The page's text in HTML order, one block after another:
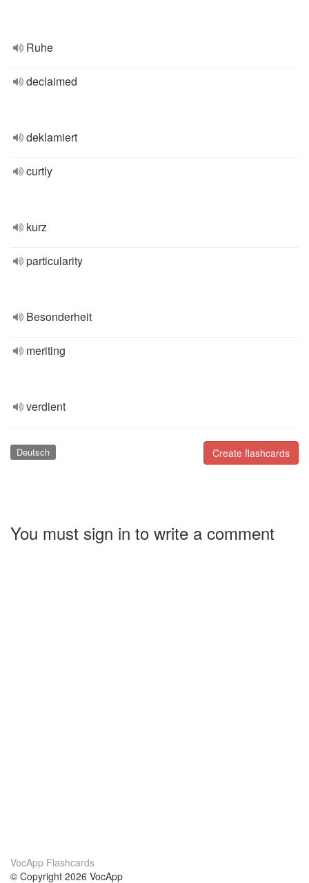
Ruhe
declaimed
deklamiert
curtly
kurz
particularity
Besonderheit
meriting
verdient
Create flashcards
Deutsch
You must sign in to write a comment
VocApp Flashcards
© Copyright 2026 VocApp